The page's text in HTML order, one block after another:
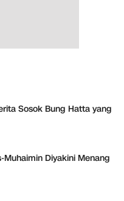
Sosok Bung Hatta yang
Diyakini Menang